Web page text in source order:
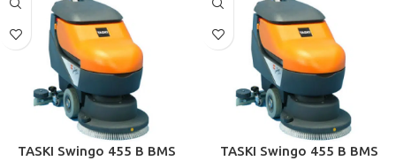
TASKI Swingo 455 B BMS
TASKI Swingo 455 B BMS